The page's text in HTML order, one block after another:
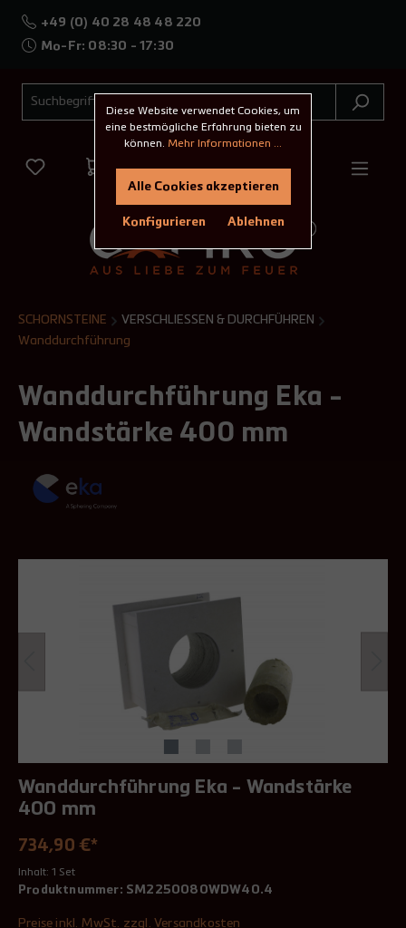
+49 (0) 40 28 48 48 220
Mo-Fr: 08:30 - 17:30
SCHORNSTEINE
VERSCHLIESSEN & DURCHFÜHREN
Wanddurchführung
Wanddurchführung Eka -
Wandstärke 400 mm
Wanddurchführung Eka - Wandstärke
400 mm
734,90 €*
Inhalt: 1 Set
Produktnummer: SM2250080WDW40.4
Preise inkl. MwSt. zzgl. Versandkosten
Diese Website verwendet Cookies, um
eine bestmögliche Erfahrung bieten zu
können. Mehr Informationen ...
Ablehnen
Konfigurieren
Alle Cookies akzeptieren